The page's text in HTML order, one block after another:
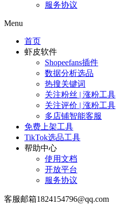
服务协议
Menu
首页
虾皮软件
Shopeefans插件
数据分析选品
热搜关键词
关注粉丝 | 涨粉工具
关注评价 | 涨粉工具
多店铺智能客服
免费上架工具
TikTok选品工具
帮助中心
使用文档
开放平台
服务协议
客服邮箱1824154796@qq.com